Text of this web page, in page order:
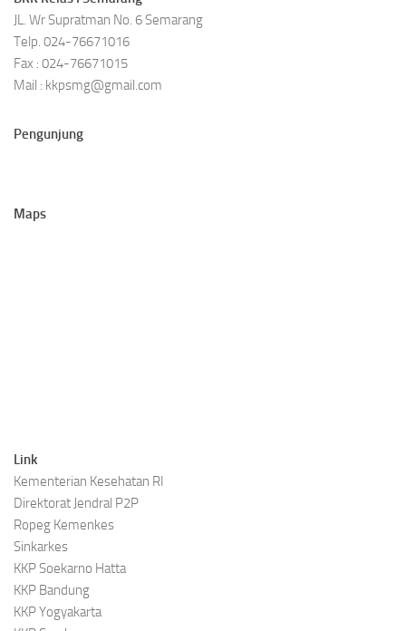
JL. Wr Supratman No. 6 Semarang
Telp. 024-76671016
Fax : 024-76671015
Mail : kkpsmg@gmail.com
Pengunjung
Maps
Link
Kementerian Kesehatan RI
Direktorat Jendral P2P
Ropeg Kemenkes
Sinkarkes
KKP Soekarno Hatta
KKP Bandung
KKP Yogyakarta